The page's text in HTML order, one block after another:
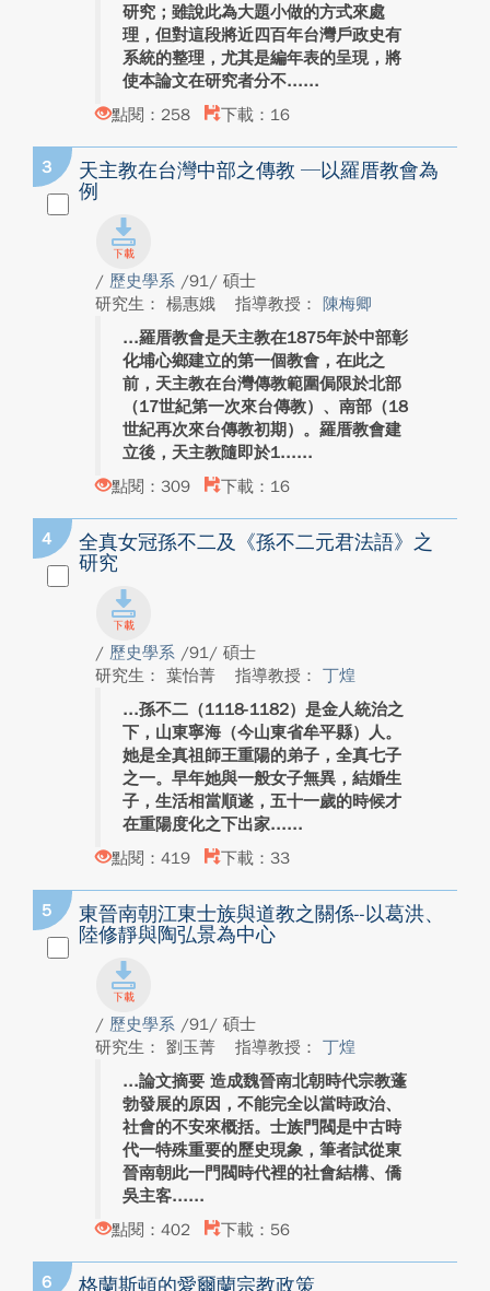
研究；雖說此為大題小做的方式來處
理，但對這段將近四百年台灣戶政史有
系統的整理，尤其是編年表的呈現，將
使本論文在研究者分不...
點閱：258
下載：16
3
天主教在台灣中部之傳教 ─以羅厝教會為
例
/ 歷史學系 /91/ 碩士
研究生： 楊惠娥
指導教授： 陳梅卿
羅厝教會是天主教在1875年於中部彰
化埔心鄉建立的第一個教會，在此之
前，天主教在台灣傳教範圍侷限於北部
（17世紀第一次來台傳教）、南部（18
世紀再次來台傳教初期）。羅厝教會建
立後，天主教隨即於1...
點閱：309
下載：16
4
全真女冠孫不二及《孫不二元君法語》之
研究
/ 歷史學系 /91/ 碩士
研究生： 葉怡菁
指導教授： 丁煌
孫不二（1118-1182）是金人統治之
下，山東寧海（今山東省牟平縣）人。
她是全真祖師王重陽的弟子，全真七子
之一。早年她與一般女子無異，結婚生
子，生活相當順遂，五十一歲的時候才
在重陽度化之下出家...
點閱：419
下載：33
5
東晉南朝江東士族與道教之關係--以葛洪、
陸修靜與陶弘景為中心
/ 歷史學系 /91/ 碩士
研究生： 劉玉菁
指導教授： 丁煌
論文摘要 造成魏晉南北朝時代宗教蓬
勃發展的原因，不能完全以當時政治、
社會的不安來概括。士族門閥是中古時
代一特殊重要的歷史現象，筆者試從東
晉南朝此一門閥時代裡的社會結構、僑
吳主客...
點閱：402
下載：56
6 格蘭斯頓的愛爾蘭宗教政策